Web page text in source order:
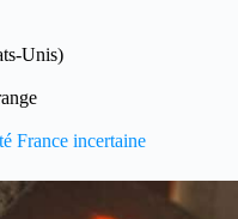
Unis)
France incertaine